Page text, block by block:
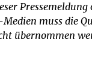
muss die
übernommen